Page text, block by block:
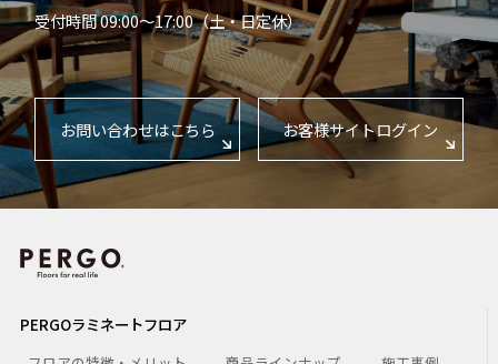
受付時間 09:00〜17:00（土・日定休）
お問い合わせはこちら お客様サイトログイン
PERGOラミネートフロア